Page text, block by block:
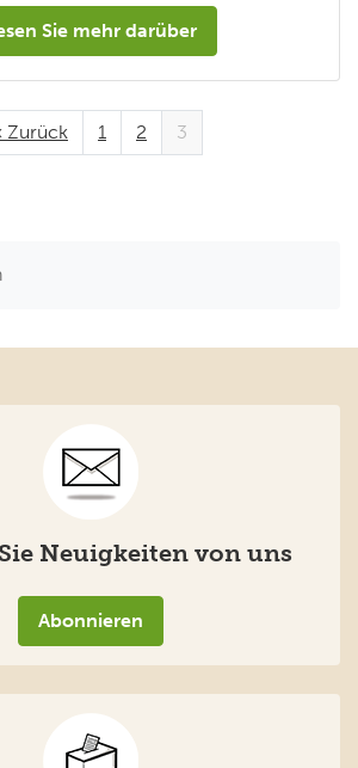
Sie mehr darüber
Zurück 1 2 3
Neuigkeiten von uns
Abonnieren